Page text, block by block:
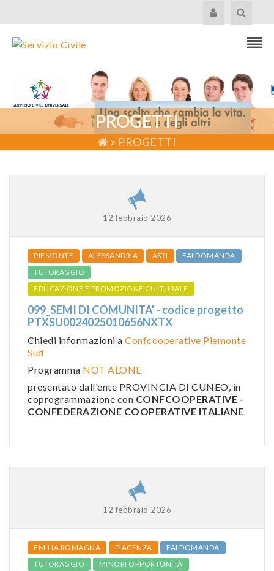
PROGETTI
» PROGETTI
12 febbraio 2026
PIEMONTE ALESSANDRIA ASTI
FAI DOMANDA
TUTORAGGIO
EDUCAZIONE E PROMOZIONE CULTURALE
099_SEMI DI COMUNITA' - codice progetto
PTXSU0024025010656NXTX
Chiedi informazioni a Confcooperative Piemonte
Sud
Programma NOT ALONE
presentato dall'ente PROVINCIA DI CUNEO, in
coprogrammazione con CONFCOOPERATIVE -
CONFEDERAZIONE COOPERATIVE ITALIANE
12 febbraio 2026
EMILIA ROMAGNA PIACENZA
FAI DOMANDA
TUTORAGGIO
MINORI OPPORTUNITÀ